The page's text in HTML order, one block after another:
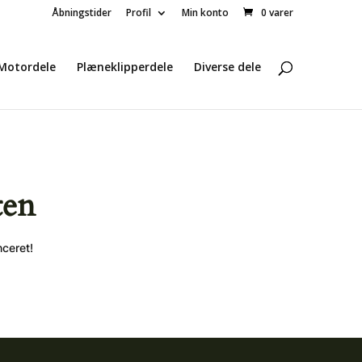
Åbningstider Profil Min konto 0 varer
Plæneklipperdele Diverse dele